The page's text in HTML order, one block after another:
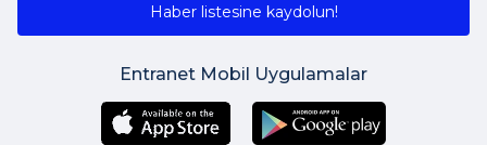
Haber listesine kaydolun!
Entranet Mobil Uygulamalar